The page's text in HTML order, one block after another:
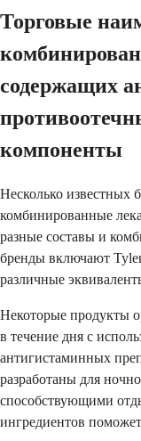
Торговые
содержащих
компоненты
Несколько известных
комбинированные
разные составы и
бренды включают
различные
Некоторые продукты
в течение дня с
антигистаминных
разработаны для
способствующими
ингредиентов